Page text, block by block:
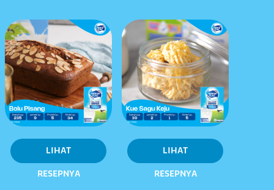
LIHAT
RESEPNYA
LIHAT
RESEPNYA